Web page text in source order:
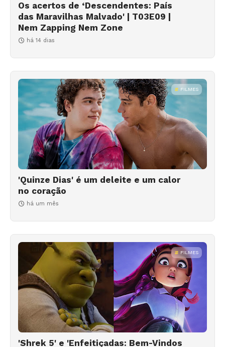
Os acertos de ‘Descendentes: País
das Maravilhas Malvado' | T03E09 |
Nem Zapping Nem Zone
há 14 dias
FILMES
'Quinze Dias' é um deleite e um calor
no coração
há um mês
FILMES
'Shrek 5' e 'Enfeitiçadas: Bem-Vindos